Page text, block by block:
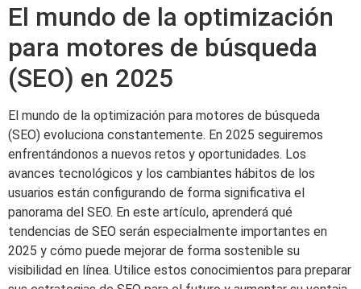
El mundo de la optimización
para motores de búsqueda
(SEO) en 2025
El mundo de la optimización para motores de búsqueda
(SEO) evoluciona constantemente. En 2025 seguiremos
enfrentándonos a nuevos retos y oportunidades. Los
avances tecnológicos y los cambiantes hábitos de los
usuarios están configurando de forma significativa el
panorama del SEO. En este artículo, aprenderá qué
tendencias de SEO serán especialmente importantes en
2025 y cómo puede mejorar de forma sostenible su
visibilidad en línea. Utilice estos conocimientos para preparar